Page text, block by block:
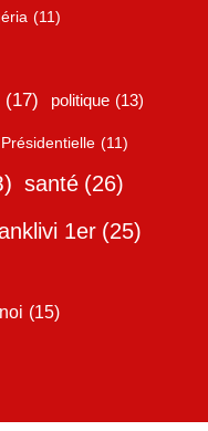
(11)
(17) politique (13)
Présidentielle (11)
santé (26)
1er (25)
(15)